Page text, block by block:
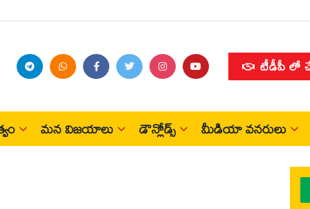
టీడీపీ లో
మన విజయాలు డౌన్లోడ్స్ మీడియా వనరులు